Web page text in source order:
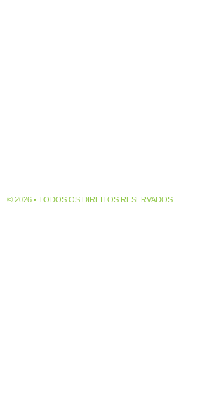
© 2026 • TODOS OS DIREITOS RESERVADOS